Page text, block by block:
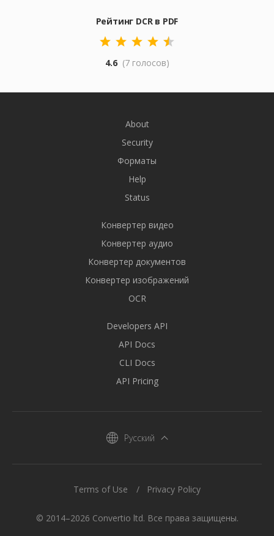
Рейтинг DCR в PDF
4.6 (7 голосов)
About
Security
Форматы
Help
Status
Конвертер видео
Конвертер аудио
Конвертер документов
Конвертер изображений
OCR
Developers API
API Docs
CLI Docs
API Pricing
Русский
© 2014–2026 Convertio ltd. Все права защищены.
Terms of Use Privacy Policy